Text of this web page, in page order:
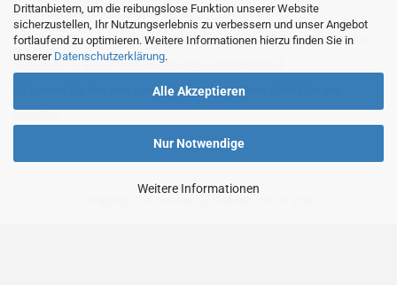
Drittanbietern, um die reibungslose Funktion unserer Website
sicherzustellen, Ihr Nutzungserlebnis zu verbessern und unser Angebot
fortlaufend zu optimieren. Weitere Informationen hierzu finden Sie in
unserer Datenschutzerklärung.
Alle Akzeptieren
Nur Notwendige
Weitere Informationen
Ihr Einkauf bei uns ist geprüft sicher:
Als Händlerbund-Mitglied erfüllen wir wichtige rechtliche und qualitative
Standards für einen vertrauenswürdigen Onlinehandel.
So können Sie bequem, transparent und mit gutem Gefühl bei uns